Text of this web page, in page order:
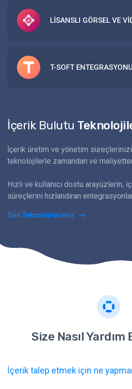
LİSANSLI GÖRSEL VE
T-SOFT ENTEGRASYONU
İçerik Bulutu
İçerik üretim ve yönetim süreçlerinizi
teknolojilerle zamandan ve
Hızlı ve kullanıcı dostu arayüzlerin,
süreçlerini hızlandıran
Tüm Teknolojilerimiz
Size Nasıl
İçerik talep etmek için ne